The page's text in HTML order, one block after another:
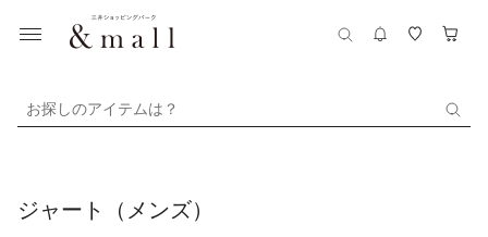
お探しのアイテムは？
ジャート（メンズ）